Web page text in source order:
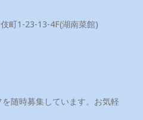
町1-23-13-4F(湖南菜館)
随時募集しています。お気軽